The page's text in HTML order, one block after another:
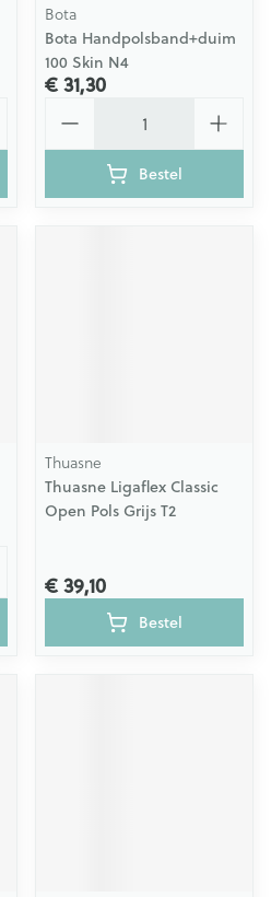
Bota
Bota Handpolsband+duim
100 Skin N4
€ 31,30
Bestel
Thuasne
Thuasne Ligaflex Classic
Open Pols Grijs T2
€ 39,10
Bestel